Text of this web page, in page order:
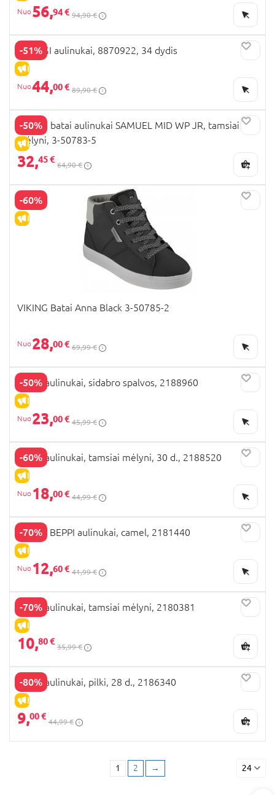
56,94 € 94,90 €
-51%
IŠPARDAVIMAS
PRIMIGI aulinukai, 8870922, 34 dydis
44,00 € 89,90 €
-50%
IŠPARDAVIMAS
VIKING batai aulinukai SAMUEL MID WP JR, tamsiai
mėlyni, 3-50783-5
32,45 €
64,90 €
-60%
IŠPARDAVIMAS
VIKING Batai Anna Black 3-50785-2
28,00 € 69,99 €
-50%
IŠPARDAVIMAS
BEPPI aulinukai, sidabro spalvos, 2188960
23,00 € 45,99 €
-60%
IŠPARDAVIMAS
BEPPI aulinukai, tamsiai mėlyni, 30 d., 2188520
18,00 € 44,99 €
-70%
IŠPARDAVIMAS
D tipas BEPPI aulinukai, camel, 2181440
12,60 € 41,99 €
-70%
IŠPARDAVIMAS
BEPPI aulinukai, tamsiai mėlyni, 2180381
10,80 €
35,99 €
-80%
IŠPARDAVIMAS
BEPPI aulinukai, pilki, 28 d., 2186340
9,00 €
44,99 €
1 2 → 24